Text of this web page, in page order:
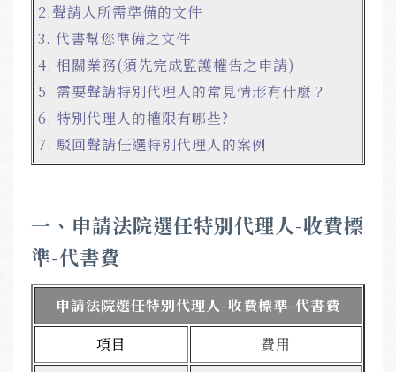
2.聲請人所需準備的文件
3. 代書幫您準備之文件
4. 相關業務(須先完成監護權告之申請)
5. 需要聲請特別代理人的常見情形有什麼？
6. 特別代理人的權限有哪些?
7. 駁回聲請任選特別代理人的案例
一、 申請法院選任特別代理人-收費標
準-代書費
申請法院選任特別代理人-收費標準-代書費
項目
費用